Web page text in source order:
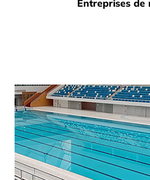
Entreprises de